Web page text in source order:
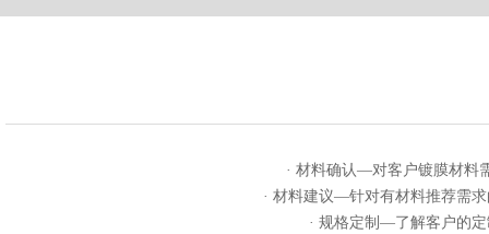
· 材料确认—对客户镀膜材料
· 材料建议—针对有材料推荐需
· 规格定制—了解客户的